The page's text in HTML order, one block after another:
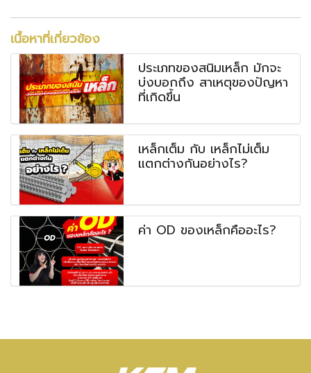
เนื้อหาที่เกี่ยวข้อง
ประเภทของสนิมเหล็ก มักจะ
บ่งบอกถึง สาเหตุของปัญหา
ที่เกิดขึ้น
เหล็กเต็ม กับ เหล็กไม่เต็ม
แตกต่างกันอย่างไร?
ค่า OD ของเหล็กคืออะไร?